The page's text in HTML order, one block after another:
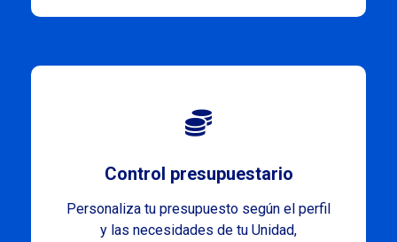
Control presupuestario
Personaliza tu presupuesto según el perfil
y las necesidades de tu Unidad,